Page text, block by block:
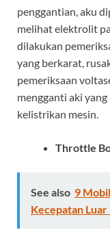
penggantian, aku
melihat elektrolit
dilakukan
yang berkarat,
pemeriksaan
mengganti aki
kelistrikan mesin.
Throttle
See also 9
Kecepatan Luar